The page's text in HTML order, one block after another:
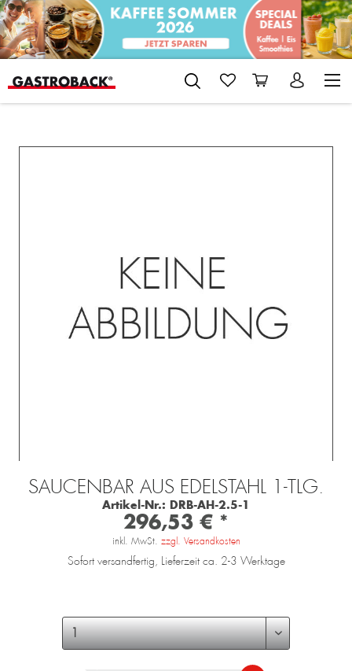
SAUCENBAR AUS EDELSTAHL 1-TLG.
Artikel-Nr.: DRB-AH-2.5-1
296,53 € *
inkl. MwSt. zzgl. Versandkosten
Sofort versandfertig, Lieferzeit ca. 2-3 Werktage